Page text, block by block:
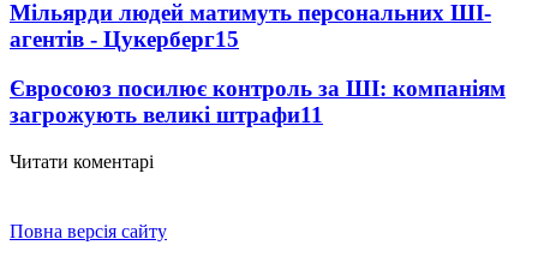
Мільярди людей матимуть персональних ШІ-
агентів - Цукерберг15
Євросоюз посилює контроль за ШІ: компаніям
загрожують великі штрафи11
Читати коментарі
Повна версія сайту